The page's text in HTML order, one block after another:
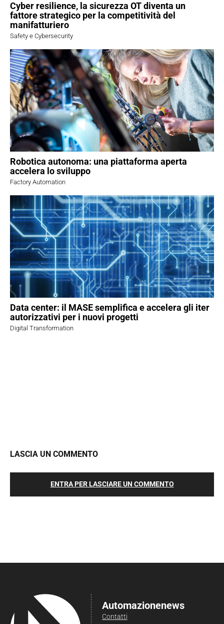
Cyber resilience, la sicurezza OT diventa un
fattore strategico per la competitività del
manifatturiero
Safety e Cybersecurity
Robotica autonoma: una piattaforma aperta
accelera lo sviluppo
Factory Automation
Data center: il MASE semplifica e accelera gli iter
autorizzativi per i nuovi progetti
Digital Transformation
LASCIA UN COMMENTO
ENTRA PER LASCIARE UN COMMENTO
Automazionenews
Contatti